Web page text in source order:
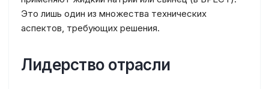
Это лишь один из множества технических
аспектов, требующих решения.
Лидерство отрасли